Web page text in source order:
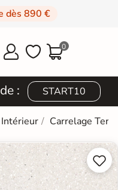
dès 890 €
  0
: START10
Carrelage

